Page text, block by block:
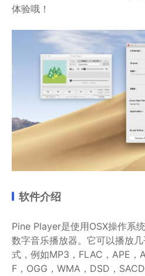
体验哦！
软件介绍
Pine Player是使用OSX操作系
数字音乐播放器。它可以播放
式，例如MP3，FLAC，APE，
F，OGG，WMA，DSD，